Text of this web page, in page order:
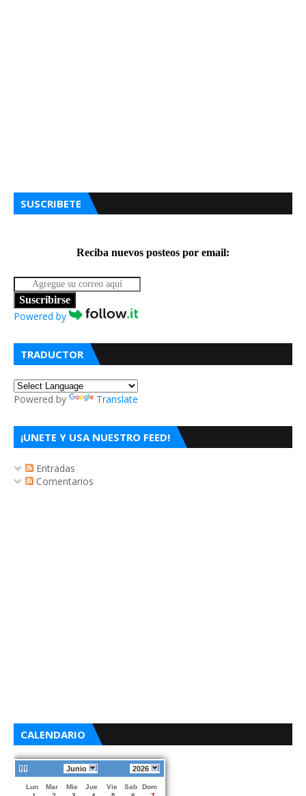
SUSCRIBETE
Reciba nuevos posteos por email:
Suscribirse
Powered by
TRADUCTOR
Powered by Translate
¡UNETE Y USA NUESTRO FEED!
Entradas
Comentarios
CALENDARIO
Junio 2026
Lun Mar Mie Jue Vie Sab
Dom